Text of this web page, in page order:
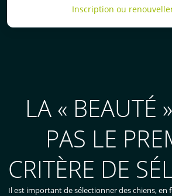
Inscription ou
LA « BEAUTÉ
PAS LE
CRITÈRE DE
Il est important de sélectionner des chiens, en